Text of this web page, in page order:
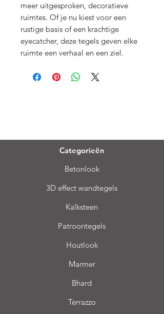
meer uitgesproken, decoratieve
ruimtes. Of je nu kiest voor een
rustige basis of een krachtige
eyecatcher, deze tegels geven elke
ruimte een verhaal en een ziel.
Categorieën
Betonlook
3D effect wandtegels
Kalksteen
Patroontegels
Houtlook
Marmer
Bhard
Terrazzo